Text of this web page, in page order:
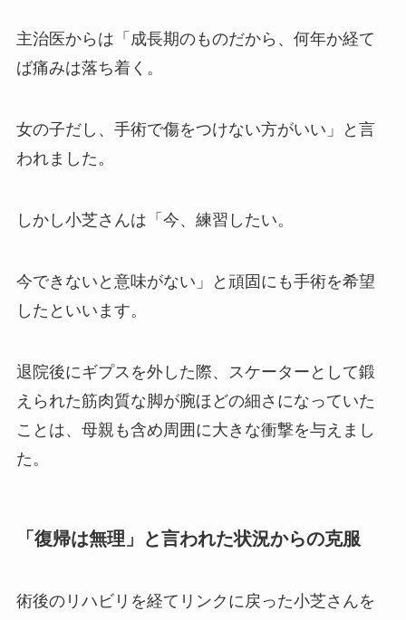
主治医からは「成長期のものだから、何年か経て
ば痛みは落ち着く。
女の子だし、手術で傷をつけない方がいい」と言
われました。
しかし小芝さんは「今、練習したい。
今できないと意味がない」と頑固にも手術を希望
したといいます。
退院後にギプスを外した際、スケーターとして鍛
えられた筋肉質な脚が腕ほどの細さになっていた
ことは、母親も含め周囲に大きな衝撃を与えまし
た。
「復帰は無理」と言われた状況からの克服
術後のリハビリを経てリンクに戻った小芝さんを